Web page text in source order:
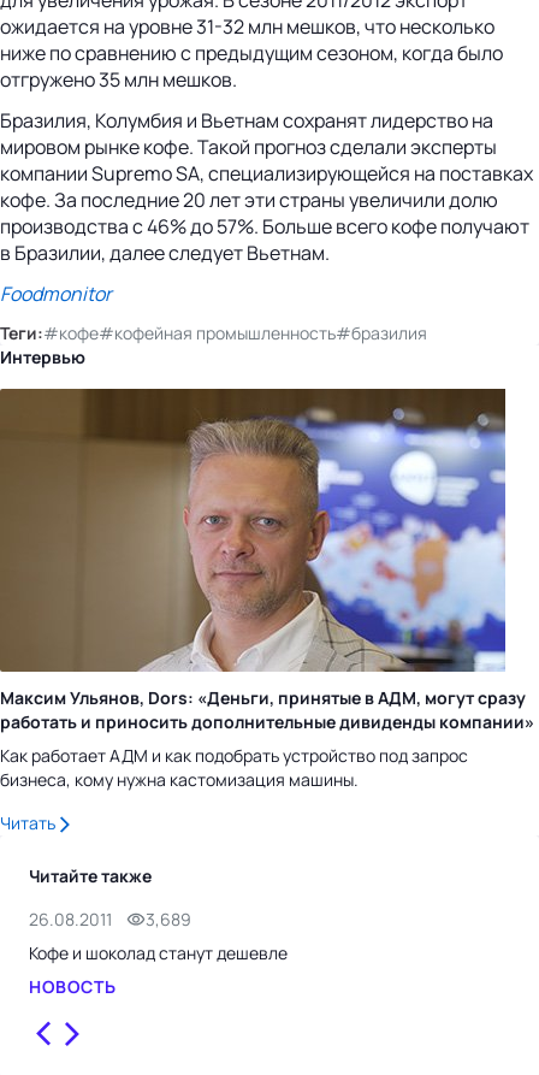
ожидается на уровне 31-32 млн мешков, что несколько
ниже по сравнению с предыдущим сезоном, когда было
отгружено 35 млн мешков.
Бразилия, Колумбия и Вьетнам сохранят лидерство на
мировом рынке кофе. Такой прогноз сделали эксперты
компании Supremo SA, специализирующейся на поставках
кофе. За последние 20 лет эти страны увеличили долю
производства с 46% до 57%. Больше всего кофе получают
в Бразилии, далее следует Вьетнам.
Foodmonitor
Теги:#кофе#кофейная промышленность#бразилия
Интервью
Максим Ульянов, Dors: «Деньги, принятые в АДМ, могут сразу
работать и приносить дополнительные дивиденды компании»
Как работает АДМ и как подобрать устройство под запрос
бизнеса, кому нужна кастомизация машины.
Читать
Читайте также
26.08.2011
3,689
Кофе и шоколад станут дешевле
НОВОСТЬ